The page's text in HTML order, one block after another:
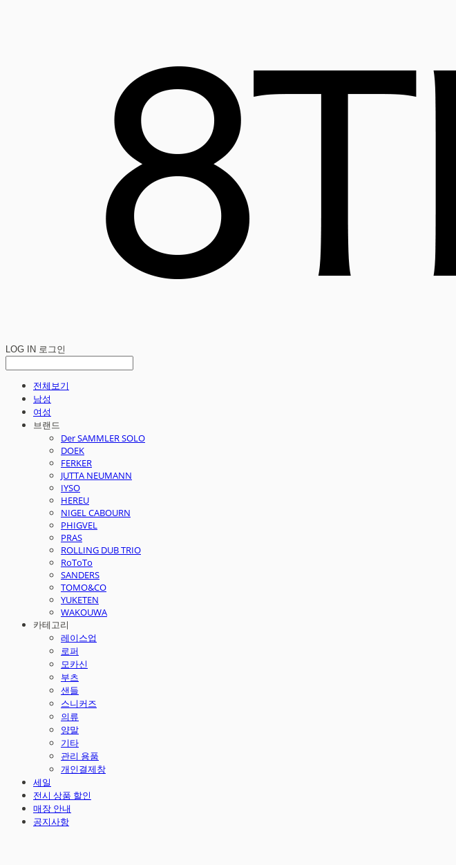
LOG IN 로그인
전체보기
남성
여성
브랜드
Der SAMMLER SOLO
DOEK
FERKER
JUTTA NEUMANN
IYSO
HEREU
NIGEL CABOURN
PHIGVEL
PRAS
ROLLING DUB TRIO
RoToTo
SANDERS
TOMO&CO
YUKETEN
WAKOUWA
카테고리
레이스업
로퍼
모카신
부츠
샌들
스니커즈
의류
양말
기타
관리 용품
개인결제창
세일
전시 상품 할인
매장 안내
공지사항